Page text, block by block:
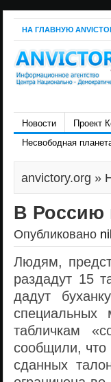
НА ГЛАВНУЮ
Новости Проект
Несвободная
anvictory.org »
В Россию
Опубликовано
Людям,
раздадут 15
дадут
специальных
табличкам
сообщили, что
сданных